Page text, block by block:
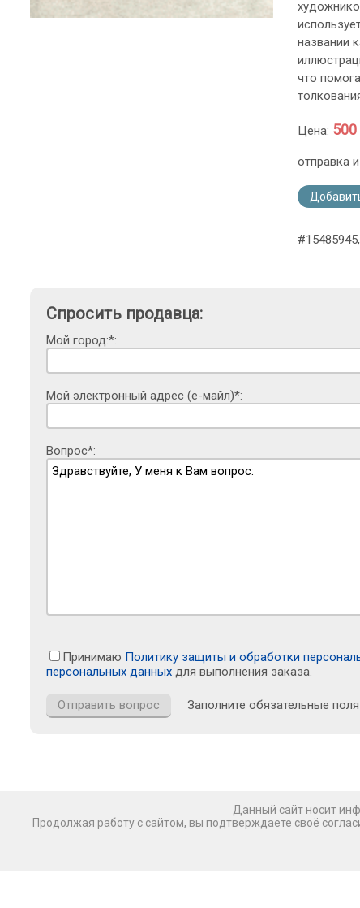
названии
что
Цена: 500
отправка
Спросить продавца:
Мой город:*:
Мой электронный адрес (е-майл)*:
Вопрос*:
Принимаю Политику защиты и обработки
персональных данных для выполнения заказа.
Заполните обязательные поля
Данный сайт носит
Продолжая работу с сайтом, вы подтверждаете своё